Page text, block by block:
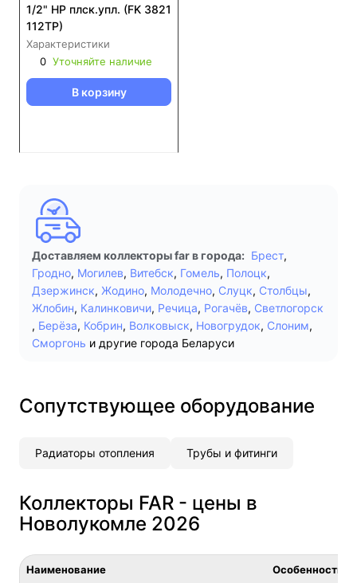
1/2" НР плск.упл. (FK 3821
112TP)
Характеристики
0 Уточняйте наличие
В корзину
Доставляем коллекторы far в города: Брест,
Гродно, Могилев, Витебск, Гомель, Полоцк,
Дзержинск, Жодино, Молодечно, Слуцк, Столбцы,
Жлобин, Калинковичи, Речица, Рогачёв, Светлогорск
, Берёза, Кобрин, Волковыск, Новогрудок, Слоним,
Сморгонь и другие города Беларуси
Сопутствующее оборудование
Радиаторы отопления Трубы и фитинги
Коллекторы FAR - цены в
Новолукомле 2026
Наименование Особенность